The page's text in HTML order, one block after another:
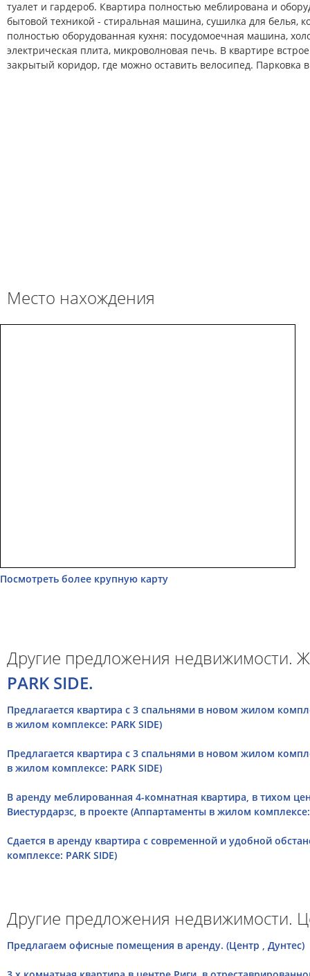
туалет и гардероб. Квартира полностью меблирована и
бытовой техникой - стиральная машина, сушилка для белья,
полностью оборудованная кухня: посудомоечная машина,
электрическая плита, микроволновая печь. В квартире
закрытый коридор, где можно оставить велосипед. Парковка
Место нахождения
Посмотреть более крупную карту
Другие предложения недвижимости.
PARK SIDE.
Предлагается квартира с 3 спальнями в новом жилом
в жилом комплексе: PARK SIDE)
Предлагается квартира с 3 спальнями в новом жилом
в жилом комплексе: PARK SIDE)
В аренду меблированная 4-комнатная квартира, в тихом
Виестурдарзс, в проекте (Аппартаменты в жилом комплексе:
Сдается в аренду квартира с современной и удобной
комплексе: PARK SIDE)
Другие предложения недвижимости.
Предлагаем офисные помещения в аренду. (Центр , Дунтес)